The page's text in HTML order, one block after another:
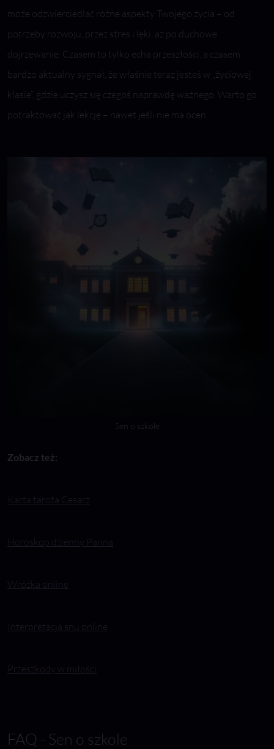
może odzwierciedlać różne aspekty Twojego życia – od
potrzeby rozwoju, przez stres i lęki, aż po duchowe
dojrzewanie. Czasem to tylko echa przeszłości, a czasem
bardzo aktualny sygnał, że właśnie teraz jesteś w „życiowej
klasie”, gdzie uczysz się czegoś naprawdę ważnego. Warto go
potraktować jak lekcję – nawet jeśli nie ma ocen.
Sen o szkole
Zobacz też:
Karta tarota Cesarz
Horoskop dzienny Panna
Wróżka online
Interpretacja snu online
Przeszkody w miłości
FAQ - Sen o szkole